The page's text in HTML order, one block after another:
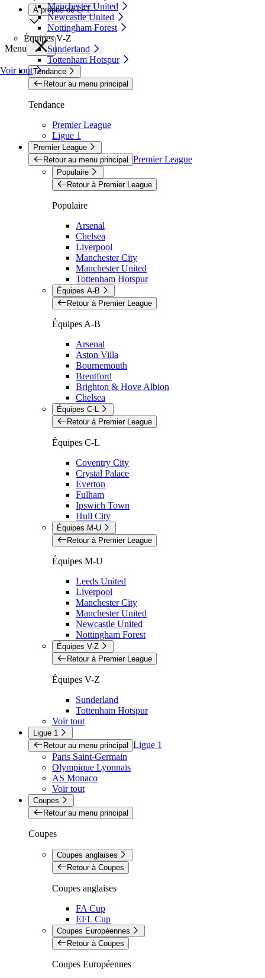
Manchester United
Newcastle United
Nottingham Forest
Équipes V-Z
Sunderland
Tottenham Hotspur
Voir tout
À propos de LFT
Menu
Tendance
Retour au menu principal
Tendance
Premier League
Ligue 1
Premier League
Retour au menu principal Premier League
Populaire
Retour à Premier League
Populaire
Arsenal
Chelsea
Liverpool
Manchester City
Manchester United
Tottenham Hotspur
Équipes A-B
Retour à Premier League
Équipes A-B
Arsenal
Aston Villa
Bournemouth
Brentford
Brighton & Hove Albion
Chelsea
Équipes C-L
Retour à Premier League
Équipes C-L
Coventry City
Crystal Palace
Everton
Fulham
Ipswich Town
Hull City
Équipes M-U
Retour à Premier League
Équipes M-U
Leeds United
Liverpool
Manchester City
Manchester United
Newcastle United
Nottingham Forest
Équipes V-Z
Retour à Premier League
Équipes V-Z
Sunderland
Tottenham Hotspur
Voir tout
Ligue 1
Retour au menu principal Ligue 1
Paris Saint-Germain
Olympique Lyonnais
AS Monaco
Voir tout
Coupes
Retour au menu principal
Coupes
Coupes anglaises
Retour à Coupes
Coupes anglaises
FA Cup
EFL Cup
Coupes Européennes
Retour à Coupes
Coupes Européennes